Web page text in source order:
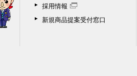
採用情報
新規商品提案受付窓口